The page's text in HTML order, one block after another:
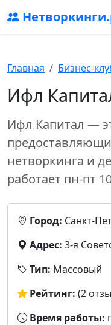
Главная Бизнес-
Ифл
Ифл Капитал —
нетворкинга и
работает пн-пт
Город: Санкт-
Адрес: 3-я
Тип: Массовый
Рейтинг: (2
Время работы: